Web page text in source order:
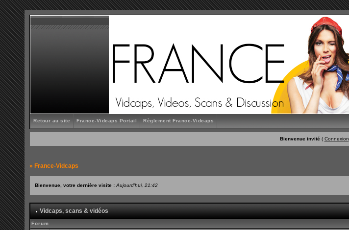
Retour au site France-Vidcaps Portail Règlement France-Vidcaps
Bienvenue invité( Connexion
» France-Vidcaps
Bienvenue, votre dernière visite :Aujourd'hui, 21:42
Vidcaps, scans & vidéos
Forum